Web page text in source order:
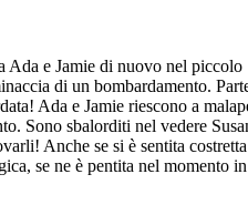
Ada e Jamie di nuovo nel piccolo
di un bombardamento.
Ada e Jamie riescono a
Sono sbalorditi nel vedere
Anche se si è sentita
se ne è pentita nel momento